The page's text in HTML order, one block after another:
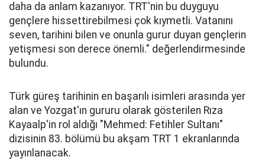
daha da anlam kazanıyor. TRT'nin bu duyguyu
gençlere hissettirebilmesi çok kıymetli. Vatanını
seven, tarihini bilen ve onunla gurur duyan gençlerin
yetişmesi son derece önemli." değerlendirmesinde
bulundu.
Türk güreş tarihinin en başarılı isimleri arasında yer
alan ve Yozgat'ın gururu olarak gösterilen Rıza
Kayaalp'in rol aldığı "Mehmed: Fetihler Sultanı"
dizisinin 83. bölümü bu akşam TRT 1 ekranlarında
yayınlanacak.